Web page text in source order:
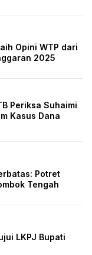
Opini WTP dari
2025
Periksa Suhaimi
Kasus Dana
Potret
Tengah
LKPJ Bupati